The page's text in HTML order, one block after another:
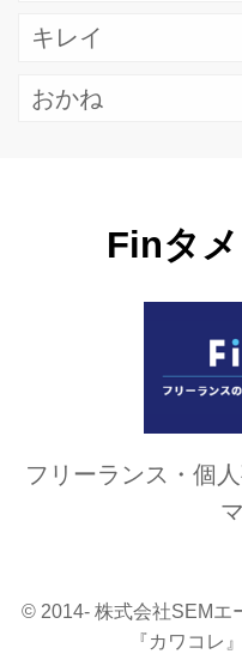
キレイ
おかね
Finタ
フリーランス・個
© 2014- 株式会社SEMエ
『カワコレ